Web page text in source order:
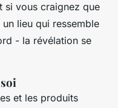
si vous craignez que
lieu qui ressemble
- la révélation se
et les produits